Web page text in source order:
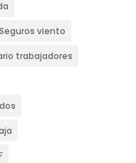
viento
trabajadores